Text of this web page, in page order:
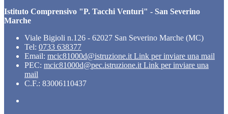
Istituto Comprensivo "P. Tacchi Venturi" - San Severino
Marche
Viale Bigioli n.126 - 62027 San Severino Marche (MC)
Tel: 0733 638377
Email: mcic81000d@istruzione.it Link per inviare una mail
PEC: mcic81000d@pec.istruzione.it Link per inviare una
mail
C.F.: 83006110437